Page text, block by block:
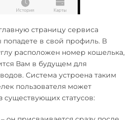
страницу сервиса
попадете в свой профиль. В
расположен номер кошелька,
Вам в будущем для
Система устроена таким
пользователя может
существующих статусов: